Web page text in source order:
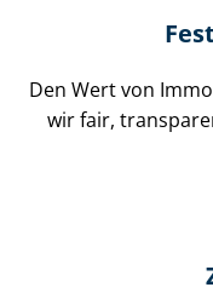
Den Wert von
wir fair,